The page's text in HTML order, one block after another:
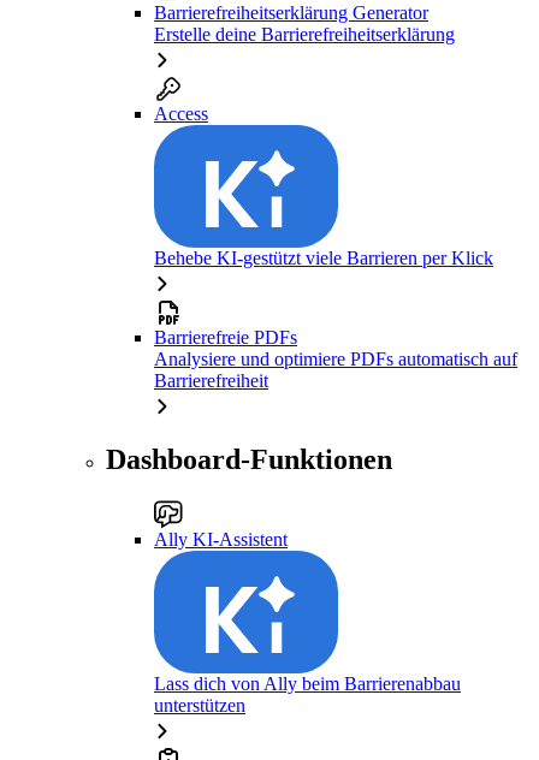
Barrierefreiheitserklärung Generator
Erstelle deine Barrierefreiheitserklärung
Access
Behebe KI-gestützt viele Barrieren per Klick
Barrierefreie PDFs
Analysiere und optimiere PDFs automatisch auf
Barrierefreiheit
Dashboard-Funktionen
Ally KI-Assistent
Lass dich von Ally beim Barrierenabbau
unterstützen